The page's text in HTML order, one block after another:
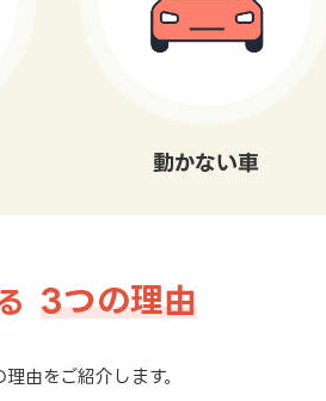
動かない車
3つの理由
由をご紹介します。